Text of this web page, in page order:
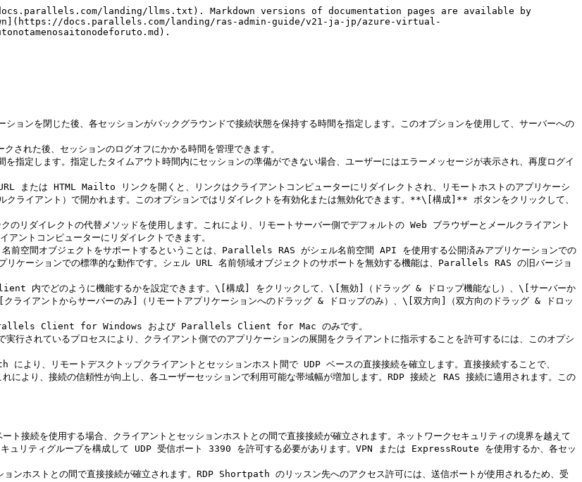
landing/llms.txt). Markdown versions of documentation pages are available by
docs.parallels.com/landing/ras-admin-guide/v21-ja-jp/azure-virtual-
ンを閉じた後、各セッションがバックグラウンドで接続状態を保持する時間を指定します。このオプションを使用して、サーバーへの
れた後、セッションのログオフにかかる時間を管理できます。
定します。指定したタイムアウト時間内にセッションの準備ができない場合、ユーザーにはエラーメッセージが表示され、再度ログイ
または HTML Mailto リンクを開くと、リンクはクライアントコンピューターにリダイレクトされ、リモートホストのアプリケーシ
クライアント）で開かれます。このオプションではリダイレクトを有効化または無効化できます。**\[構成]** ボタンをクリックして、
ントコンピューターにリダイレクトできます。
リケーションでの標準的な動作です。シェル URL 名前領域オブジェクトのサポートを無効する機能は、Parallels RAS の旧バージョ
でどのように機能するかを設定できます。\[構成] をクリックして、\[無効]（ドラッグ & ドロップ機能なし）、\[サーバーか
ライアントからサーバーのみ]（リモートアプリケーションへのドラッグ & ドロップのみ）、\[双方向]（双方向のドラッグ & ドロッ
Parallels Client for Windows および Parallels Client for Mac のみです。
れているプロセスにより、クライアント側でのアプリケーションの展開をクライアントに指示することを許可するには、このオプシ
リモートデスクトップクライアントとセッションホスト間で UDP ベースの直接接続を確立します。直接接続することで、
り、接続の信頼性が向上し、各ユーザーセッションで利用可能な帯域幅が増加します。RDP 接続と RAS 接続に適用されます。この
リティグループを構成して UDP 受信ポート 3390 を許可する必要があります。VPN または ExpressRoute を使用するか、各セッ